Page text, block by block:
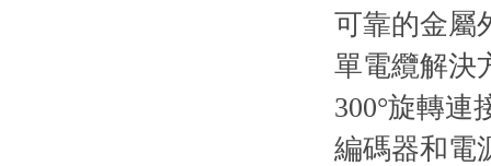
可靠的金屬
單電纜解決
300°旋轉連
編碼器和電